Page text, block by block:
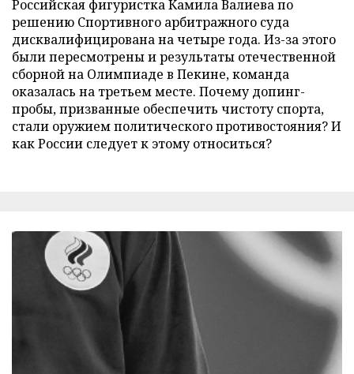
Российская фигуристка Камила Валиева по
решению Спортивного арбитражного суда
дисквалифицирована на четыре года. Из-за этого
были пересмотрены и результаты отечественной
сборной на Олимпиаде в Пекине, команда
оказалась на третьем месте. Почему допинг-
пробы, призванные обеспечить чистоту спорта,
стали оружием политического противостояния? И
как России следует к этому относиться?